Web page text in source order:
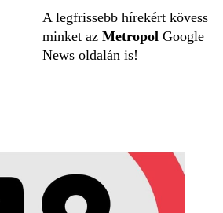
A legfrissebb hírekért kövess
minket az Metropol Google
News oldalán is!